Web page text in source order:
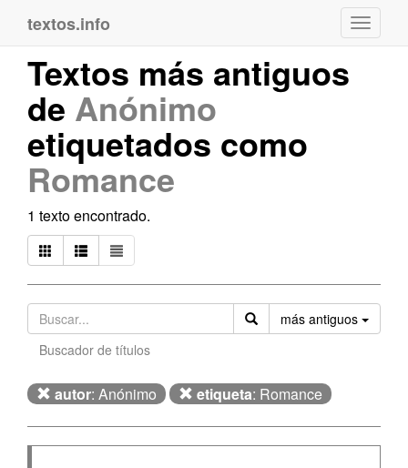
textos.info
Textos más antiguos
de Anónimo
etiquetados como
Romance
1 texto encontrado.
más antiguos
Buscador de títulos
autor: Anónimo etiqueta: Romance